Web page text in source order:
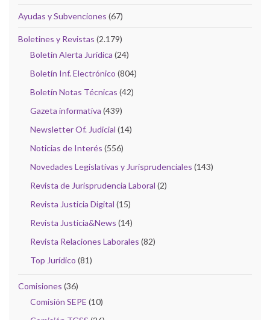
Ayudas y Subvenciones (67)
Boletines y Revistas (2.179)
Boletín Alerta Jurídica (24)
Boletín Inf. Electrónico (804)
Boletín Notas Técnicas (42)
Gazeta informativa (439)
Newsletter Of. Judicial (14)
Noticias de Interés (556)
Novedades Legislativas y Jurisprudenciales (143)
Revista de Jurisprudencia Laboral (2)
Revista Justicia Digital (15)
Revista Justicia&News (14)
Revista Relaciones Laborales (82)
Top Jurídico (81)
Comisiones (36)
Comisión SEPE (10)